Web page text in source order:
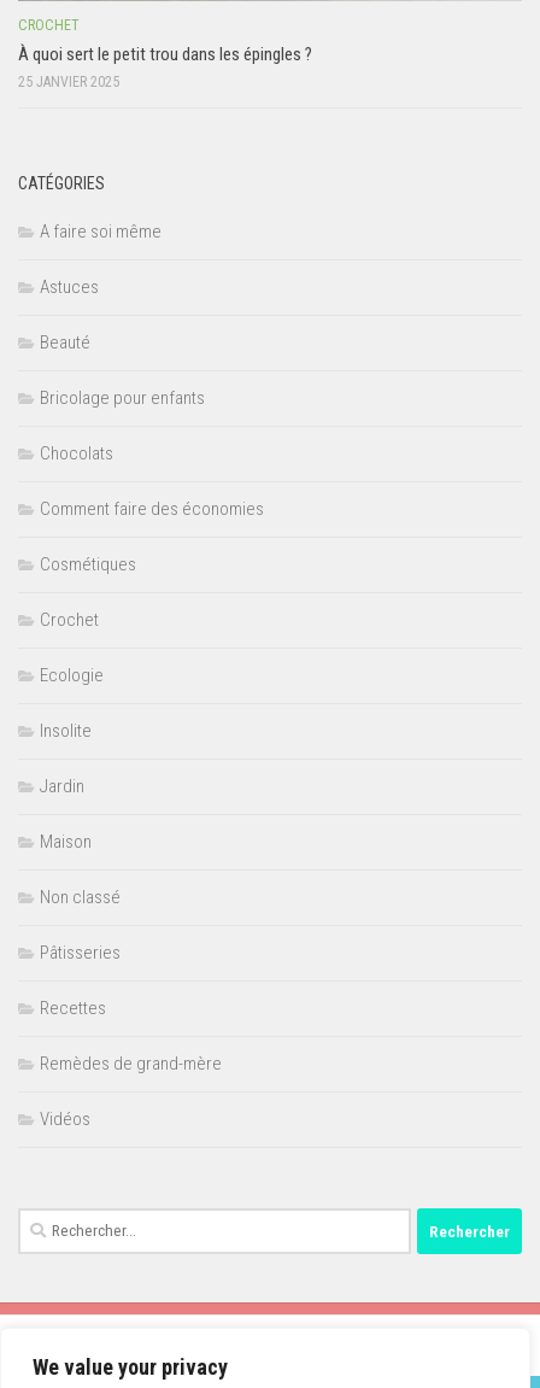
We value your privacy
CROCHET
À quoi sert le petit trou dans les épingles ?
25 JANVIER 2025
CATÉGORIES
A faire soi même
Astuces
Beauté
Bricolage pour enfants
Chocolats
Comment faire des économies
Cosmétiques
Crochet
Ecologie
Insolite
Jardin
Maison
Non classé
Pâtisseries
Recettes
Remèdes de grand-mère
Vidéos
Rechercher :